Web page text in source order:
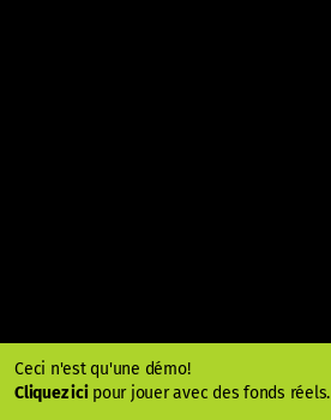
Ceci n'est qu'une démo!
Cliquez icipour jouer avec des fonds réels.